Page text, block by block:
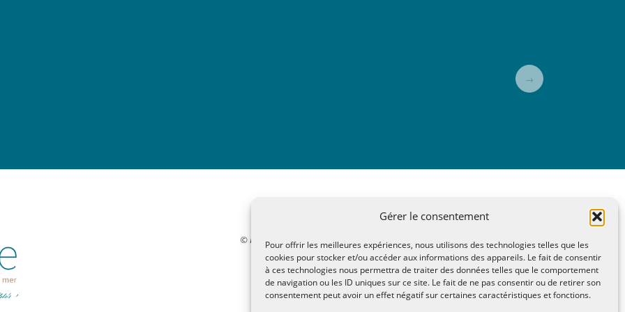
Gérer le consentement
Pour offrir les meilleures expériences, nous utilisons des technologies telles que les
cookies pour stocker et/ou accéder aux informations des appareils. Le fait de consentir
à ces technologies nous permettra de traiter des données telles que le comportement
de navigation ou les ID uniques sur ce site. Le fait de ne pas consentir ou de retirer son
consentement peut avoir un effet négatif sur certaines caractéristiques et fonctions.
→
© MALTAE, Mémoire A Lire, Territoire A l'Ecoute / 1995-2025
32, chemin Saint Lazare - Hyères 83400
maltae2(arobase)gmail.com
Politique de confidentialité